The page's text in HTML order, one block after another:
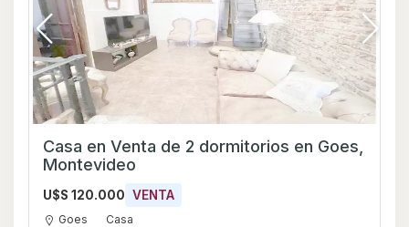
Casa en Venta de 2 dormitorios en Goes,
Montevideo
U$S 120.000 VENTA
Goes Casa